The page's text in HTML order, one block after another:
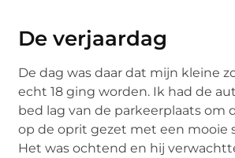
De verjaardag
De dag was daar dat mijn kleine
echt 18 ging worden. Ik had de
bed lag van de parkeerplaats om
op de oprit gezet met een mooie
Het was ochtend en hij